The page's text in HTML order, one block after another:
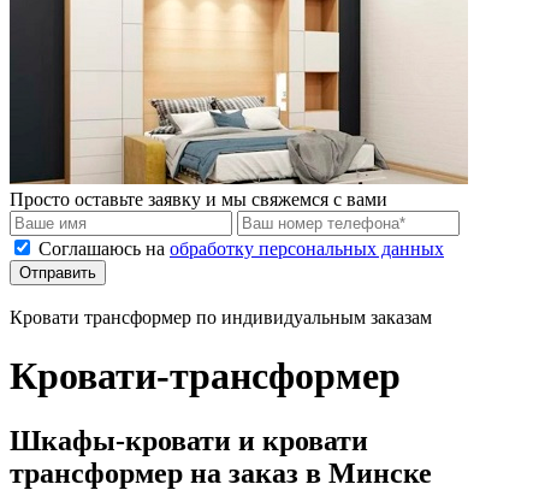
Просто оставьте заявку и мы свяжемся с вами
Соглашаюсь на обработку персональных данных
Отправить
Кровати трансформер по индивидуальным заказам
Кровати-трансформер
Шкафы-кровати и кровати
трансформер на заказ в Минске